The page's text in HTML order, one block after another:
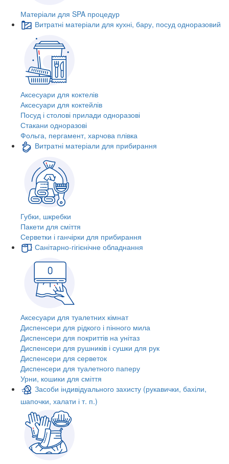
Матеріали для SPA процедур
Витратні матеріали для кухні, бару, посуд одноразовий
Аксесуари для коктелів
Аксесуари для коктейлів
Посуд і столові прилади одноразові
Стакани одноразові
Фольга, пергамент, харчова плівка
Витратні матеріали для прибирання
Губки, шкребки
Пакети для сміття
Серветки і ганчірки для прибирання
Санітарно-гігієнічне обладнання
Аксесуари для туалетних кімнат
Диспенсери для рідкого і пінного мила
Диспенсери для покриттів на унітаз
Диспенсери для рушників і сушки для рук
Диспенсери для серветок
Диспенсери для туалетного паперу
Урни, кошики для сміття
Засоби індивідуального захисту (рукавички, бахіли,
шапочки, халати і т. п.)